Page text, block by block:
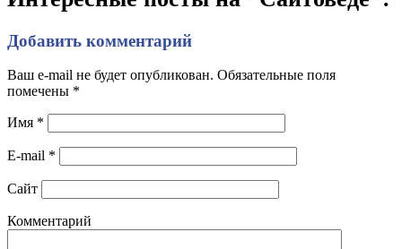
Добавить комментарий
Ваш e-mail не будет опубликован. Обязательные поля
помечены *
Имя *
E-mail *
Сайт
Комментарий